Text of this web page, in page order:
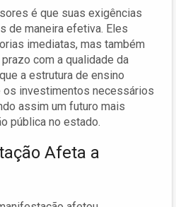
é que suas exigências
de maneira efetiva. Eles
imediatas, mas também
com a qualidade da
a estrutura de ensino
os investimentos necessários
assim um futuro mais
pública no estado.
Afeta a